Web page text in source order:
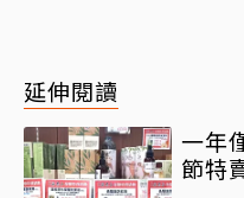
延伸閱讀
一年
節特